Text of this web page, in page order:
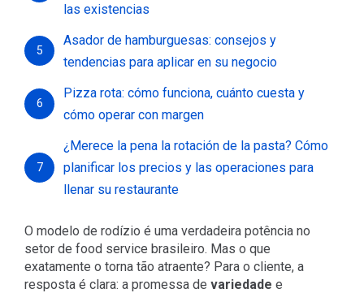
O modelo de rodízio é uma verdadeira potência no
setor de food service brasileiro. Mas o que
exatamente o torna tão atraente? Para o cliente, a
resposta é clara: a promessa de variedade e
las existencias
5
Asador de hamburguesas: consejos y
tendencias para aplicar en su negocio
6
Pizza rota: cómo funciona, cuánto cuesta y
cómo operar con margen
7
¿Merece la pena la rotación de la pasta? Cómo
planificar los precios y las operaciones para
llenar su restaurante